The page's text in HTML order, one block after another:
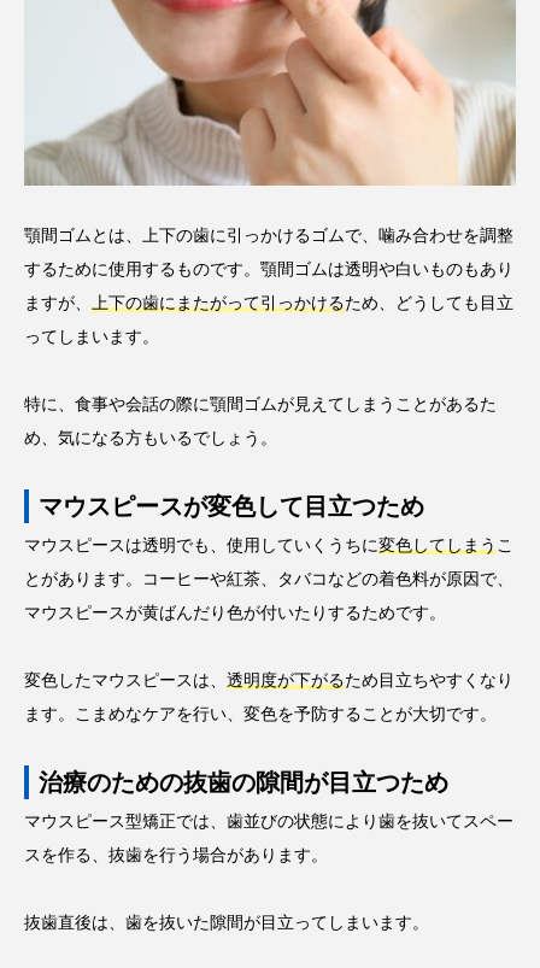
顎間ゴムとは、上下の歯に引っかけるゴムで、噛み合わせを調整
するために使用するものです。顎間ゴムは透明や白いものもあり
ますが、 上下の歯にまたがって引っかけるため、どうしても目立
ってしまいます。
特に、食事や会話の際に顎間ゴムが見えてしまうことがあるた
め、気になる方もいるでしょう。
マウスピースが変色して目立つため
マウスピースは透明でも、使用していくうちに変色してしまうこ
とがあります。コーヒーや紅茶、タバコなどの着色料が原因で、
マウスピースが黄ばんだり色が付いたりするためです。
変色したマウスピースは、 透明度が下がるため目立ちやすくなり
ます。こまめなケアを行い、変色を予防することが大切です。
治療のための抜歯の隙間が目立つため
マウスピース型矯正では、歯並びの状態により歯を抜いてスペー
スを作る、抜歯を行う場合があります。
抜歯直後は、歯を抜いた隙間が目立ってしまいます。